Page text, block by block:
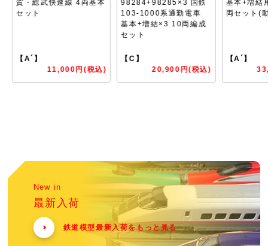
98284+98285×3 国鉄
103-1000系通勤電車
【C】
20,900円(税込)
基本+増結用中間車 10
両セット(動力付き)
【A´】
33,000円(税込)
車(5次形
ター)
【A】
New in
最新入荷
鉄道模型最新入荷をもっと見る